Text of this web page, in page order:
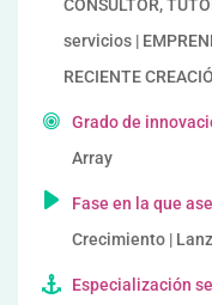
CONSULTOR,
servicios |
RECIENTE
Grado de
Array
Fase en la que
Crecimiento |
Especialización